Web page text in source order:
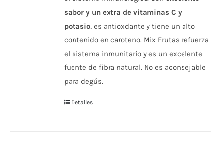
sabor y un extra de vitaminas C y
potasio, es antioxdante y tiene un alto
contenido en caroteno. Mix Frutas refuerza
el sistema inmunitario y es un excelente
fuente de fibra natural. No es aconsejable
para degús.
Detalles